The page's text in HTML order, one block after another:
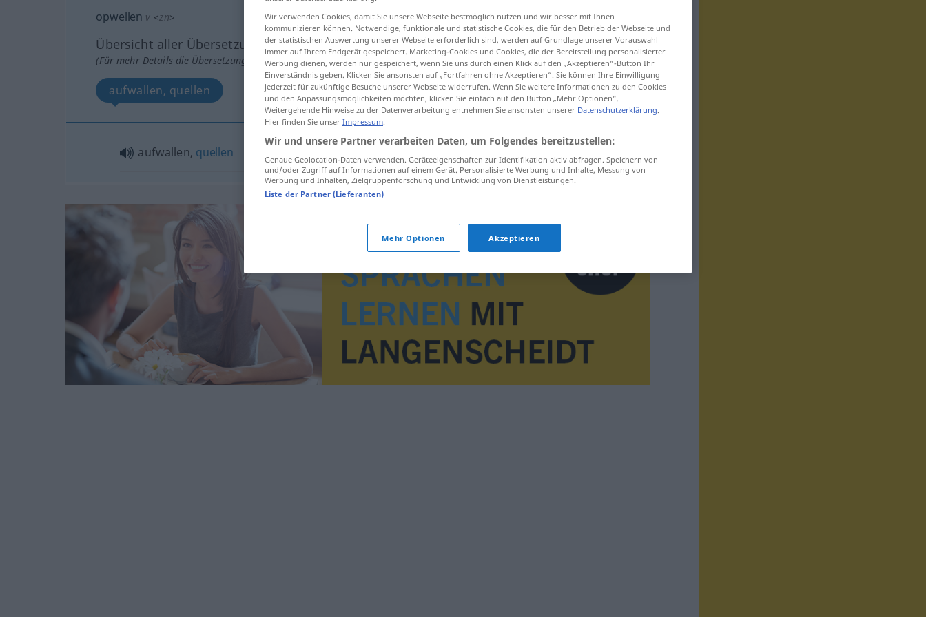
opwellen v <zn>
Übersicht aller Übersetzungen
(Für mehr Details die Übersetzung anklicken/antippen)
aufwallen, quellen
aufwallen, quellen
Wir verwenden Cookies, damit Sie unsere Webseite bestmöglich nutzen und wir besser mit Ihnen
kommunizieren können. Notwendige, funktionale und statistische Cookies, die für den Betrieb der Webseite und
der statistischen Auswertung unserer Webseite erforderlich sind, werden auf Grundlage unserer Vorauswahl
immer auf Ihrem Endgerät gespeichert. Marketing-Cookies und Cookies, die der Bereitstellung personalisierter
Werbung dienen, werden nur gespeichert, wenn Sie uns durch einen Klick auf den „Akzeptieren“-Button Ihr
Einverständnis geben. Klicken Sie ansonsten auf „Fortfahren ohne Akzeptieren“. Sie können Ihre Einwilligung
jederzeit für zukünftige Besuche unserer Webseite widerrufen. Wenn Sie weitere Informationen zu den Cookies
und den Anpassungsmöglichkeiten möchten, klicken Sie einfach auf den Button „Mehr Optionen“.
Weitergehende Hinweise zu der Datenverarbeitung entnehmen Sie ansonsten unserer Datenschutzerklärung.
Hier finden Sie unser Impressum.
Wir und unsere Partner verarbeiten Daten, um Folgendes bereitzustellen:
Genaue Geolocation-Daten verwenden. Geräteeigenschaften zur Identifikation aktiv abfragen. Speichern von
und/oder Zugriff auf Informationen auf einem Gerät. Personalisierte Werbung und Inhalte, Messung von
Werbung und Inhalten, Zielgruppenforschung und Entwicklung von Dienstleistungen.
Liste der Partner (Lieferanten)
Mehr Optionen Akzeptieren